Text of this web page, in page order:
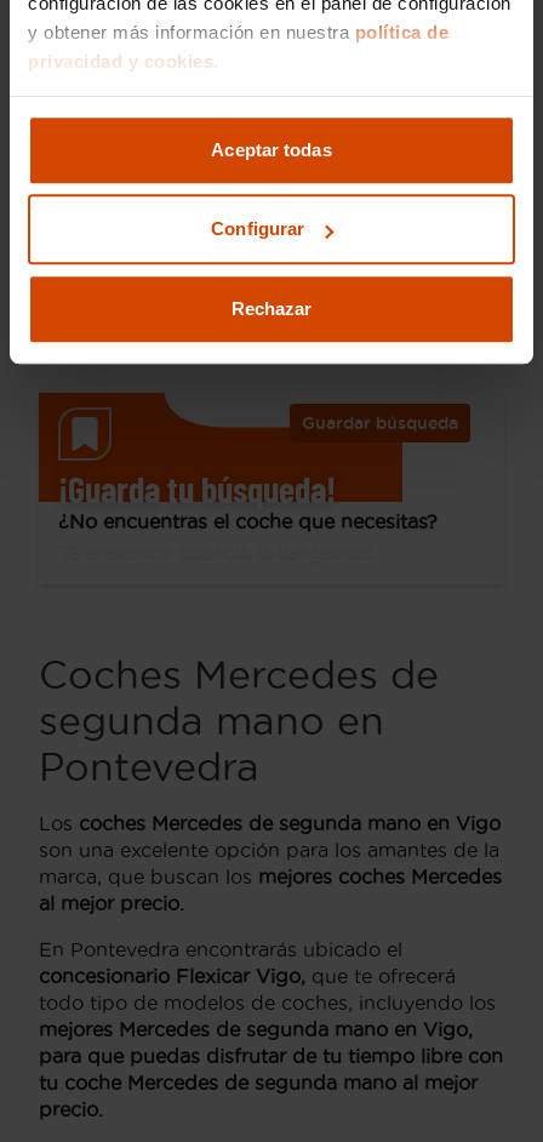
y obtener más información en nuestra política de
privacidad y cookies.
Aceptar todas
Configurar
Rechazar
CLA 220 D DCT
Diésel
Automática
Guardar búsqueda
¡Guarda tu búsqueda!
¿No encuentras el coche que necesitas?
Coches Mercedes de
segunda mano en
Pontevedra
Los coches Mercedes de segunda mano en Vigo
son una excelente opción para los amantes de la
marca, que buscan los mejores coches Mercedes
al mejor precio.
En Pontevedra encontrarás ubicado el
concesionario Flexicar Vigo, que te ofrecerá
todo tipo de modelos de coches, incluyendo los
mejores Mercedes de segunda mano en Vigo,
para que puedas disfrutar de tu tiempo libre con
tu coche Mercedes de segunda mano al mejor
precio.